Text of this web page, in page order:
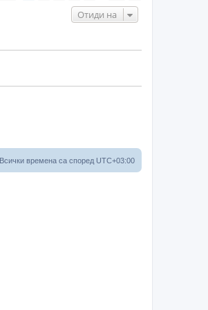
Отиди на
Всички времена са според UTC+03:00